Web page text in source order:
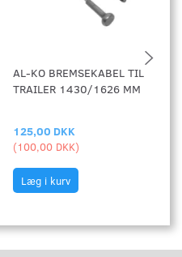
AL-KO BREMSEKABEL TIL
TRAILER 1430/1626 MM
125,00 DKK
(100,00 DKK)
Læg i kurv